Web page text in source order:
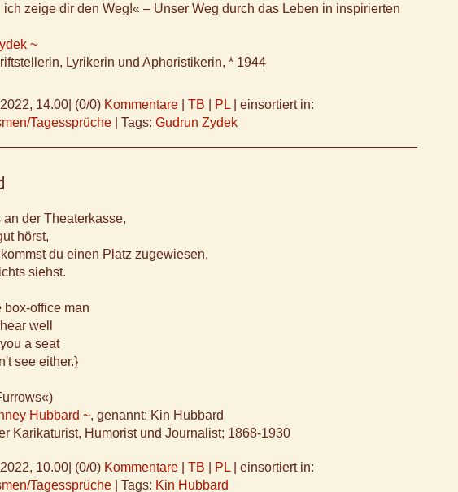
ich zeige dir den Weg!« – Unser Weg durch das Leben in inspirierten
~
Lyrikerin und Aphoristikerin, * 1944
14.00 (0/0) Kommentare TB PL
einsortiert in:
Tagessprüche
Tags: Gudrun Zydek
der Theaterkasse,
hörst,
du einen Platz zugewiesen,
siehst.
box-office man
well
a seat
see either.}
Hubbard ~, genannt: Kin Hubbard
Karikaturist, Humorist und Journalist; 1868-1930
10.00 (0/0) Kommentare TB PL
einsortiert in:
Tagessprüche
Tags: Kin Hubbard